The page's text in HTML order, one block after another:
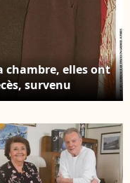
chambre, elles ont
survenu
et sa femme Cléo